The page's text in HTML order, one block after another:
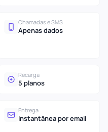
Chamadas e SMS
Apenas dados
Recarga
5 planos
Entrega
Instantânea por email